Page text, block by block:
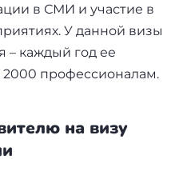
в СМИ и участие в
У данной визы
– каждый год ее
профессионалам.
на визу